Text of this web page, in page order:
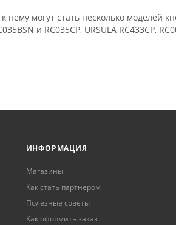
могут стать несколько моделей
и RC035CP, URSULA RC433CP,
ИНФОРМАЦИЯ
Магазины
Как стать партнером
Полезные советы
Как оформить заказ